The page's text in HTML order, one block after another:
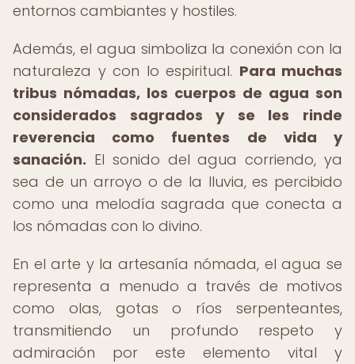
entornos cambiantes y hostiles.
Además, el agua simboliza la conexión con la
naturaleza y con lo espiritual. Para muchas
tribus nómadas, los cuerpos de agua son
considerados sagrados y se les rinde
reverencia como fuentes de vida y
sanación. El sonido del agua corriendo, ya
sea de un arroyo o de la lluvia, es percibido
como una melodía sagrada que conecta a
los nómadas con lo divino.
En el arte y la artesanía nómada, el agua se
representa a menudo a través de motivos
como olas, gotas o ríos serpenteantes,
transmitiendo un profundo respeto y
admiración por este elemento vital y